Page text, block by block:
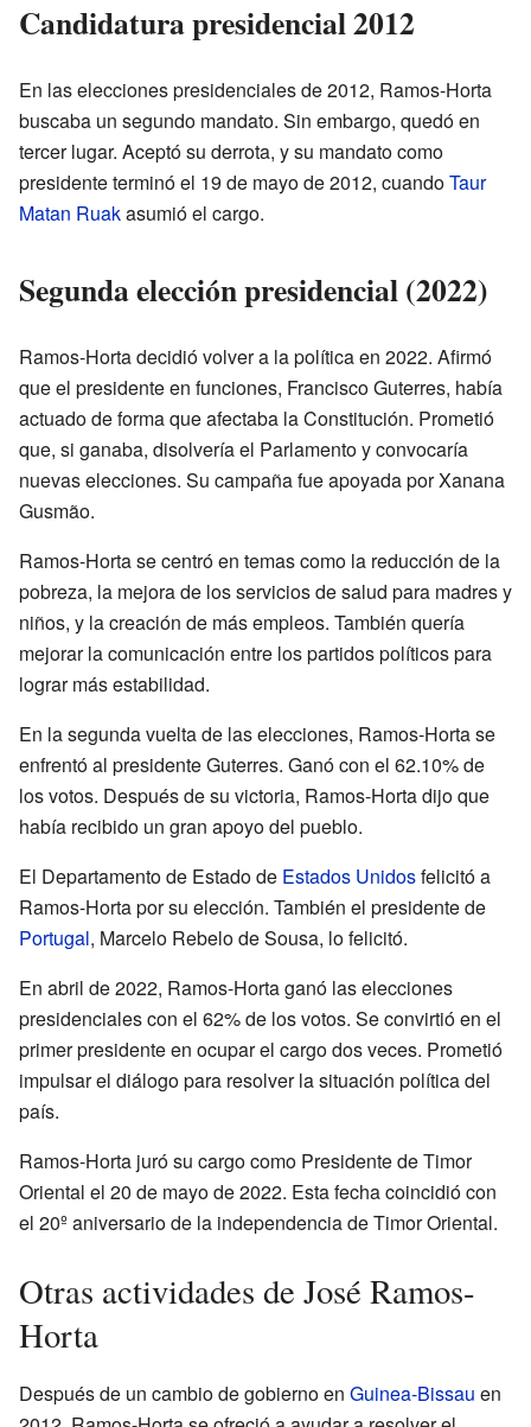
Candidatura presidencial 2012
En las elecciones presidenciales de 2012, Ramos-Horta
buscaba un segundo mandato. Sin embargo, quedó en
tercer lugar. Aceptó su derrota, y su mandato como
presidente terminó el 19 de mayo de 2012, cuandoTaur
Matan Ruakasumió el cargo.
Segunda elección presidencial (2022)
Ramos-Horta decidió volver a la política en 2022. Afirmó
que el presidente en funciones, Francisco Guterres, había
actuado de forma que afectaba la Constitución. Prometió
que, si ganaba, disolvería el Parlamento y convocaría
nuevas elecciones. Su campaña fue apoyada por Xanana
Gusmão.
Ramos-Horta se centró en temas como la reducción de la
pobreza, la mejora de los servicios de salud para madres y
niños, y la creación de más empleos. También quería
mejorar la comunicación entre los partidos políticos para
lograr más estabilidad.
En la segunda vuelta de las elecciones, Ramos-Horta se
enfrentó al presidente Guterres. Ganó con el 62.10% de
los votos. Después de su victoria, Ramos-Horta dijo que
había recibido un gran apoyo del pueblo.
El Departamento de Estado de Estados Unidosfelicitó a
Ramos-Horta por su elección. También el presidente de
Portugal, Marcelo Rebelo de Sousa, lo felicitó.
En abril de 2022, Ramos-Horta ganó las elecciones
presidenciales con el 62% de los votos. Se convirtió en el
primer presidente en ocupar el cargo dos veces. Prometió
impulsar el diálogo para resolver la situación política del
país.
Ramos-Horta juró su cargo como Presidente de Timor
Oriental el 20 de mayo de 2022. Esta fecha coincidió con
el 20º aniversario de la independencia de Timor Oriental.
Otras actividades de José Ramos-
Horta
Después de un cambio de gobierno en Guinea-Bissau en